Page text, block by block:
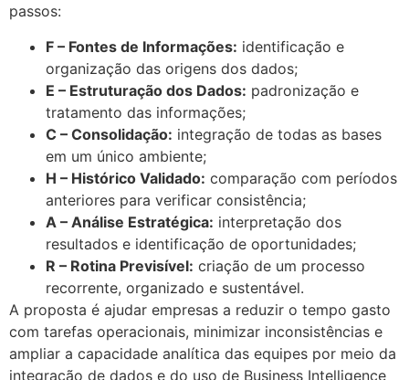
passos:
F – Fontes de Informações: identificação e
organização das origens dos dados;
E – Estruturação dos Dados: padronização e
tratamento das informações;
C – Consolidação: integração de todas as bases
em um único ambiente;
H – Histórico Validado: comparação com períodos
anteriores para verificar consistência;
A – Análise Estratégica: interpretação dos
resultados e identificação de oportunidades;
R – Rotina Previsível: criação de um processo
recorrente, organizado e sustentável.
A proposta é ajudar empresas a reduzir o tempo gasto
com tarefas operacionais, minimizar inconsistências e
ampliar a capacidade analítica das equipes por meio da
integração de dados e do uso de Business Intelligence